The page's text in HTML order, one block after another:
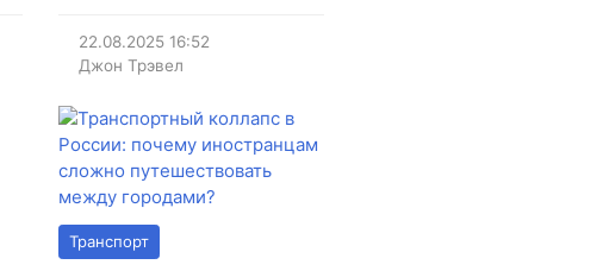
22.08.2025 16:52
Джон Трэвел
Транспорт